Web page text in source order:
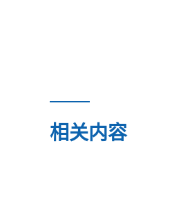
相关内容